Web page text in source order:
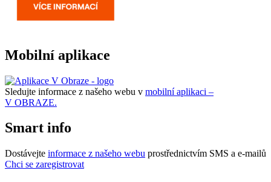
Mobilní aplikace
Sledujte informace z našeho webu v mobilní aplikaci –
V OBRAZE.
Smart info
Dostávejte informace z našeho webu prostřednictvím SMS a e-mailů
Chci se zaregistrovat